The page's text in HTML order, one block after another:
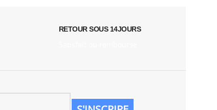
RETOUR SOUS 14JOURS